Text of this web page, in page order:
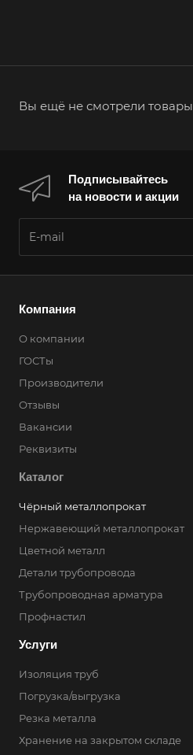
Вы ещё не смотрели товары
Подписывайтесь
на новости и акции
Компания
О компании
ГОСТы
Производители
Отзывы
Вакансии
Реквизиты
Каталог
Чёрный металлопрокат
Нержавеющий металлопрокат
Цветной металл
Детали трубопровода
Трубопроводная арматура
Профнастил
Услуги
Изоляция труб
Погрузка/выгрузка
Резка металла
Хранение на закрытом складе